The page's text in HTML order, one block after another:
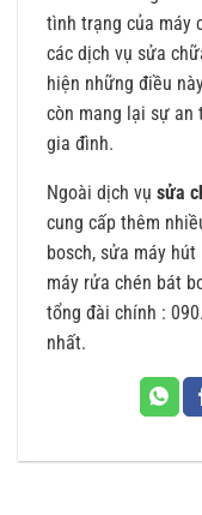
tình trạng của máy
các dịch vụ sửa
hiện những điều
còn mang lại sự
gia đình.
Ngoài dịch vụ sửa
cung cấp thêm
bosch, sửa máy hút
máy rửa chén bát
tổng đài chính :
nhất.